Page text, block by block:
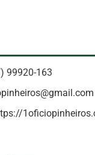
99920-163